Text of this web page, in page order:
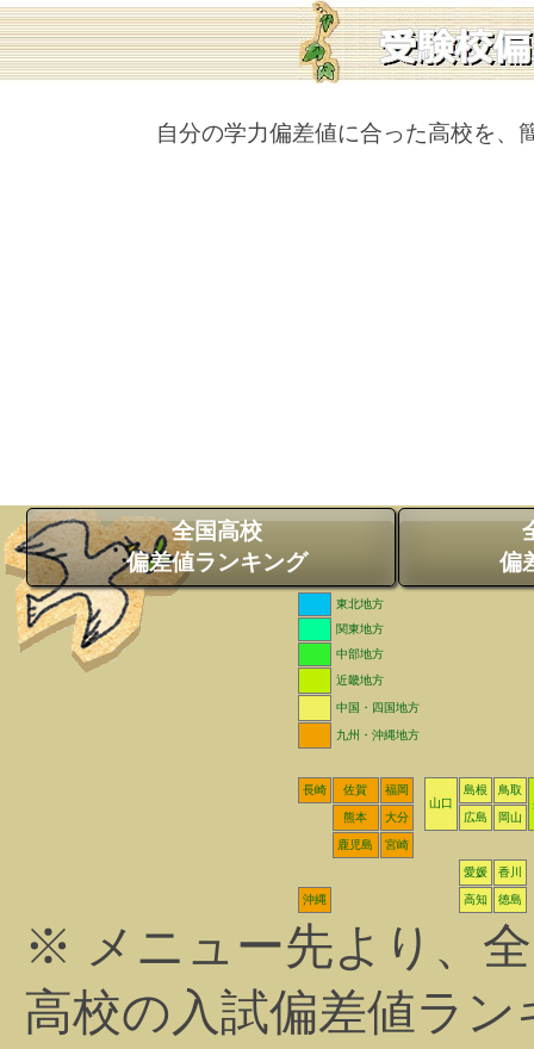
自分の学力偏差値に合った高校を、
全国高校
偏差値ランキング
偏
東北地方
関東地方
中部地方
近畿地方
中国・四国地方
九州・沖縄地方
長崎 佐賀
福岡
山口
島根
鳥取
熊本
大分 広島 岡山
鹿児島 宮崎
愛媛 香川
沖縄 高知 徳島
※ メニュー先より、
高校の入試偏差値ラ